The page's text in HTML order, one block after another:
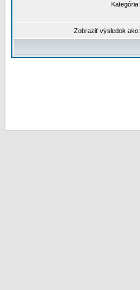
Kategória:
Zobraziť výsledok ako: